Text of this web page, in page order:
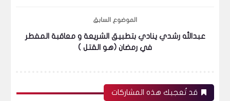
الموضوع السابق
عبدالله رشدي ينادي بتطبيق الشريعة و معاقبة المفطر
في رمضان (هو القتل )
قد تُعجبك هذه المشاركات